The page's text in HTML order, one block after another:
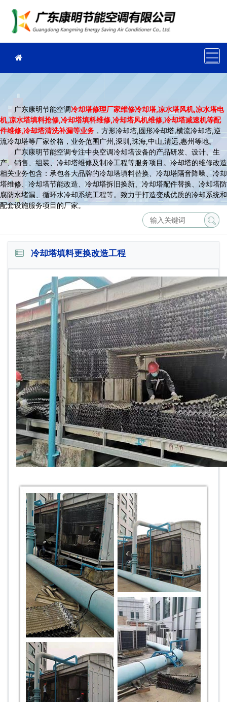
广东康明节能空调冷却塔修理厂家维修冷却塔,凉水塔风机,凉水塔电
机,凉水塔填料抢修,冷却塔填料维修,冷却塔风机维修,冷却塔减速机等配
件维修,冷却塔清洗补漏等业务 ，方形冷却塔,圆形冷却塔,横流冷却塔,逆
流冷却塔等厂家价格，业务范围广州,深圳,珠海,中山,清远,惠州等地。
广东康明节能空调专注中央空调冷却塔设备的产品研发、设计、生
产、销售、组装、冷却塔维修及制冷工程等服务项目。冷却塔的维修改造
相关业务包含：承包各大品牌的冷却塔填料替换、冷却塔隔音降噪、冷却
塔维修、冷却塔节能改造、冷却塔拆旧换新、冷却塔配件替换、冷却塔防
腐防水堵漏、循环水冷却系统工程等。致力于打造变成优质的冷却系统和
配套设施服务项目的厂家。
冷却塔填料更换改造工程